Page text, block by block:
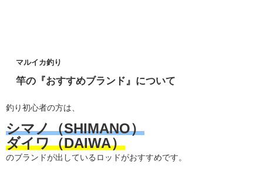
マルイカ釣り
竿の『おすすめブランド』について
釣り初心者の方は、
シマノ（SHIMANO）
ダイワ（DAIWA）
のブランドが出しているロッドがおすすめです。